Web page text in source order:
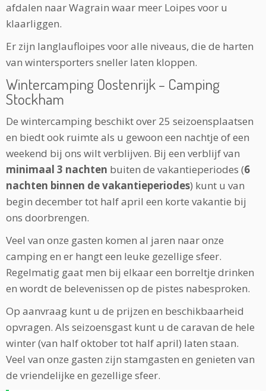
afdalen naar Wagrain waar meer Loipes voor u
klaarliggen.
Er zijn langlaufloipes voor alle niveaus, die de harten
van wintersporters sneller laten kloppen.
Wintercamping Oostenrijk – Camping
Stockham
De wintercamping beschikt over 25 seizoensplaatsen
en biedt ook ruimte als u gewoon een nachtje of een
weekend bij ons wilt verblijven. Bij een verblijf van
minimaal 3 nachten buiten de vakantieperiodes (6
nachten binnen de vakantieperiodes) kunt u van
begin december tot half april een korte vakantie bij
ons doorbrengen.
Veel van onze gasten komen al jaren naar onze
camping en er hangt een leuke gezellige sfeer.
Regelmatig gaat men bij elkaar een borreltje drinken
en wordt de belevenissen op de pistes nabesproken.
Op aanvraag kunt u de prijzen en beschikbaarheid
opvragen. Als seizoensgast kunt u de caravan de hele
winter (van half oktober tot half april) laten staan.
Veel van onze gasten zijn stamgasten en genieten van
de vriendelijke en gezellige sfeer.